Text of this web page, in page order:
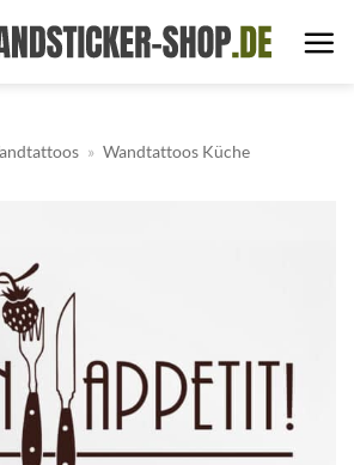
» Wandtattoos Küche